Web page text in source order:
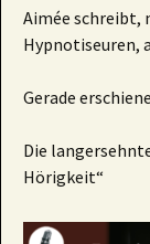
Aimée schreibt,
Hypnotiseuren,
Gerade
Die
Hörigkeit“